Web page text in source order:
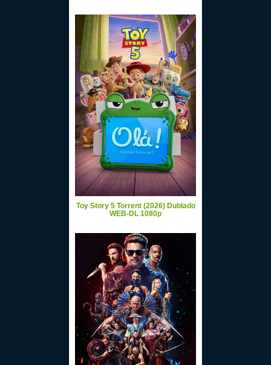
Toy Story 5 Torrent (2026) Dublado
WEB-DL 1080p